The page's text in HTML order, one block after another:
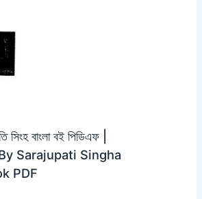
সিংহ বাংলা বই পিডিএফ |
Sarajupati Singha
PDF